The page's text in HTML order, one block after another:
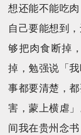
想还能不能吃
自己要能想到
够把肉食断掉
掉，勉强说「
事都要清楚，
害，蒙上横虐
间我在贵州念